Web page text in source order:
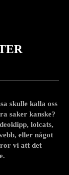
skulle kalla oss
saker kanske?
lolcats,
eller något
vi att det